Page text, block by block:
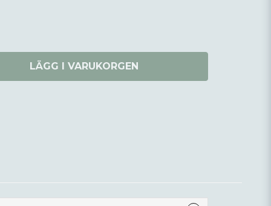
LÄGG I VARUKORGEN